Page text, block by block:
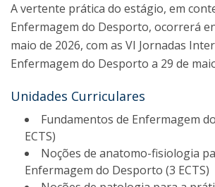
A vertente prática do estágio, em
Enfermagem do Desporto, ocorrerá
maio de 2026, com as VI Jornadas
Enfermagem do Desporto a 29 de
Unidades Curriculares
Fundamentos de Enfermagem
ECTS)
Noções de anatomo-fisiologia
Enfermagem do Desporto (3 ECTS)